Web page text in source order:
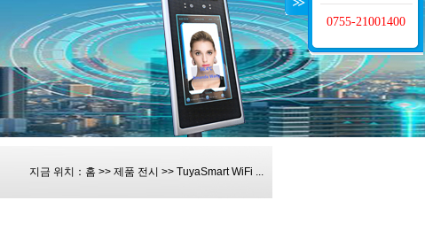
지금 위치： 홈 >> 제품 전시 >> TuyaSmart WiFi ...
0755-21001400